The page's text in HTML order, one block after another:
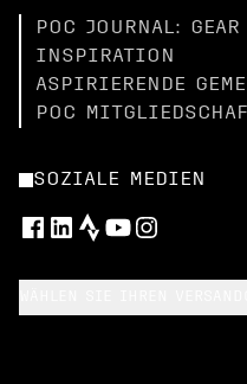
POC JOURNAL:
INSPIRATION
ASPIRIERENDE
POC
SOZIALE MEDIEN